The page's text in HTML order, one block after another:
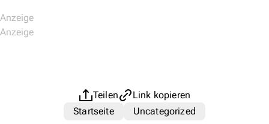
Teilen
Link kopieren
Startseite
Uncategorized